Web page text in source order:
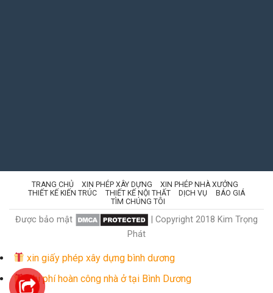
TRANG CHỦ XIN PHÉP XÂY DỰNG
XIN PHÉP NHÀ XƯỞNG
THIẾT KẾ KIẾN TRÚC
THIẾT KẾ NỘI THẤT DỊCH VỤ
BÁO GIÁ
TÌM CHÚNG TÔI
Được bảo mật
| Copyright 2018 Kim Trọng
Phát
xin giấy phép xây dựng bình dương
Chi phí hoàn công nhà ở tại Bình Dương